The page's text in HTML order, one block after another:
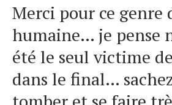
Merci pour ce genre
humaine… je pense
été le seul victime
dans le final…